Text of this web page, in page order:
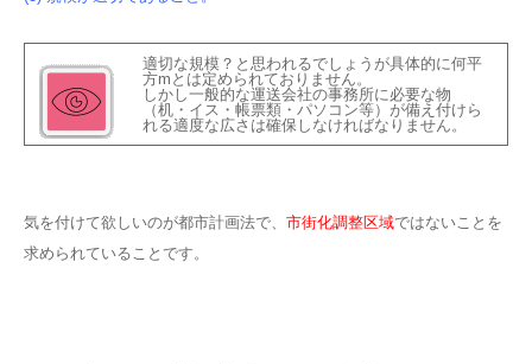
適切な規模？と思われるでしょうが具体的に何平
方mとは定められておりません。
しかし一般的な運送会社の事務所に必要な物
（机・イス・帳票類・パソコン等）が備え付けら
れる適度な広さは確保しなければなりません。
気を付けて欲しいのが都市計画法で、 市街化調整区域ではないことを
求められていることです。